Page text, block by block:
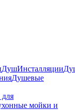
ДушИнсталляции
Душевые
для
мойки и